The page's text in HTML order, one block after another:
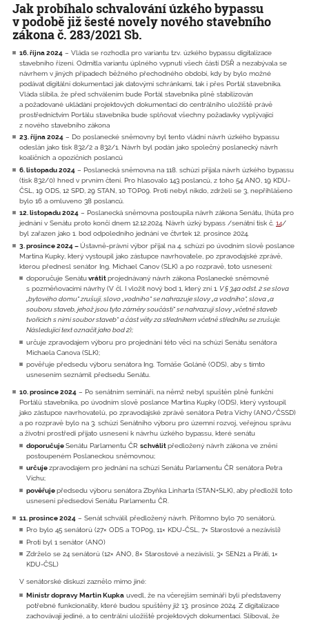
Jak probíhalo schvalování úzkého bypassu
v podobě již šesté novely nového stavebního
zákona č. 283/2021 Sb.
16. října 2024 – Vláda se rozhodla pro variantu tzv. úzkého bypassu digitalizace
stavebního řízení. Odmítla variantu úplného vypnutí všech částí DSŘ a nezabývala se
návrhem v jiných případech běžného přechodného období, kdy by bylo možné
podávat digitální dokumentaci jak datovými schránkami, tak i přes Portál stavebníka.
Vláda slíbila, že před schválením bude Portál stavebníka plně stabilizován
a požadované ukládání projektových dokumentací do centrálního uložiště právě
prostřednictvím Portálu stavebníka bude splňovat všechny požadavky vyplývající
z nového stavebního zákona
23. října 2024 – Do poslanecké sněmovny byl tento vládní návrh úzkého bypassu
odeslán jako tisk 832/2 a 832/1. Návrh byl podán jako společný poslanecký návrh
koaličních a opozičních poslanců
6. listopadu 2024 – Poslanecká sněmovna na 118. schůzi přijala návrh úzkého bypassu
(tisk 832/0) hned v prvním čtení. Pro hlasovalo 143 poslanců, z toho 54 ANO, 19 KDU-
ČSL, 19 ODS, 12 SPD, 29 STAN, 10 TOP09. Proti nebyl nikdo, zdrželi se 3, nepřihlášeno
bylo 16 a omluveno 38 poslanců.
12. listopadu 2024 – Poslanecká sněmovna postoupila návrh zákona Senátu, lhůta pro
jednání v Senátu proto končí dnem 12.12.2024. Návrh úzký bypass /senátní tisk č. 14/
byl zařazen jako 1. bod odpoledního jednání ve čtvrtek 12. prosince 2024.
3. prosince 2024 –Ústavně-právní výbor přijal na 4. schůzi po úvodním slově poslance
Martina Kupky, který vystoupil jako zástupce navrhovatele, po zpravodajské zprávě,
kterou přednesl senátor Ing. Michael Canov (SLK) a po rozpravě, toto usnesení:
doporučuje Senátuvrátitprojednávaný návrh zákona Poslanecké sněmovně
s pozměňovacími návrhy (V čl. I vložit nový bod 1, který zní 1. V § 34a odst. 2 se slova
„bytového domu“ zrušují, slovo „vodního“ se nahrazuje slovy „a vodního“, slova „a
souboru staveb, jehož jsou tyto záměry součástí“ se nahrazují slovy „včetně staveb
tvořících s nimi soubor staveb“ a část věty za středníkem včetně středníku se zrušuje.
Následující text označit jako bod 2);
určuje zpravodajem výboru pro projednání této věci na schůzi Senátu senátora
Michaela Canova (SLK);
pověřuje předsedu výboru senátora Ing. Tomáše Goláně (ODS), aby s tímto
usnesením seznámil předsedu Senátu.
10. prosince 2024 – Po senátním semináři, na němž nebyl spuštěn plně funkční
Portálů stavebníka, po úvodním slově poslance Martina Kupky (ODS), který vystoupil
jako zástupce navrhovatelů, po zpravodajské zprávě senátora Petra Víchy (ANO/ČSSD)
a po rozpravě bylo na 3. schůzi Senátního výboru pro územní rozvoj, veřejnou správu
a životní prostředí přijato usnesení k návrhu úzkého bypassu, které senátu
doporučujeSenátu Parlamentu ČR schválitpředložený návrh zákona ve znění
postoupeném Poslaneckou sněmovnou;
určujezpravodajem pro jednání na schůzi Senátu Parlamentu ČR senátora Petra
Víchu;
pověřujepředsedu výboru senátora Zbyňka Linharta (STAN+SLK), aby předložil toto
usnesení předsedovi Senátu Parlamentu ČR.
11. prosince 2024 – Senát schválil předložený návrh. Přítomno bylo 70 senátorů.
Pro bylo 45 senátorů (27× ODS a TOP09, 11× KDU-ČSL, 7× Starostové a nezávislí)
Proti byl 1 senátor (ANO)
Zdrželo se 24 senátorů (12× ANO, 8× Starostové a nezávislí, 3× SEN21 a Piráti, 1×
KDU-ČSL)
V senátorské diskuzi zaznělo mimo jiné:
Ministr dopravy Martin Kupka uvedl, že na včerejším semináři byli představeny
potřebné funkcionality, které budou spuštěny již 13. prosince 2024. Z digitalizace
zachovávají jediné, a to centrální uložiště projektových dokumentací. Sliboval, že